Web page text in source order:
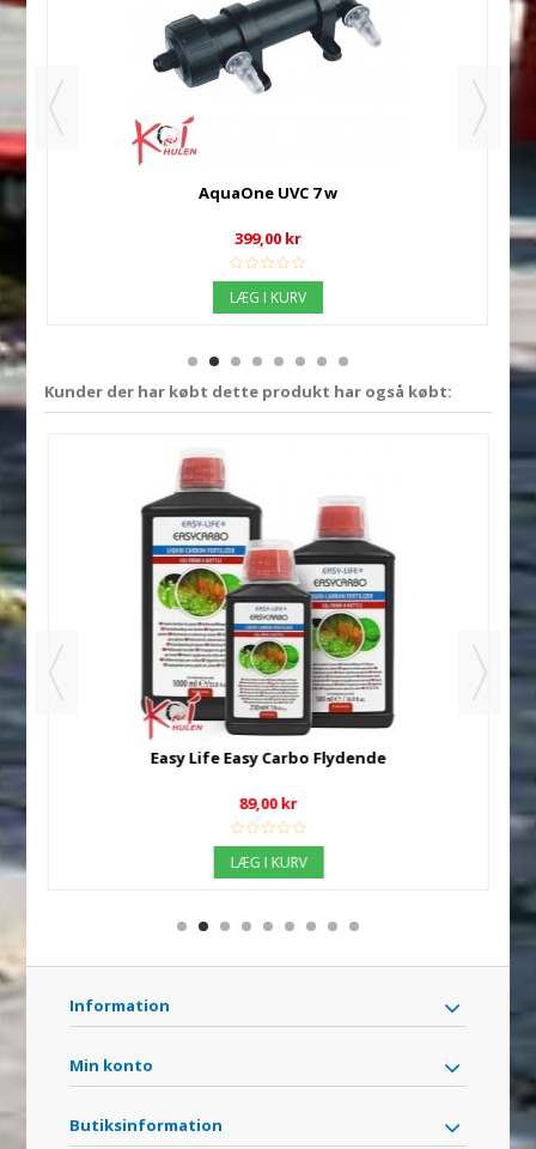
AquaOne UVC 7 w
399,00 kr
LÆG I KURV
Kunder der har købt dette produkt har også købt:
Easy Life Easy Carbo Flydende
89,00 kr
LÆG I KURV
Information
Min konto
Butiksinformation